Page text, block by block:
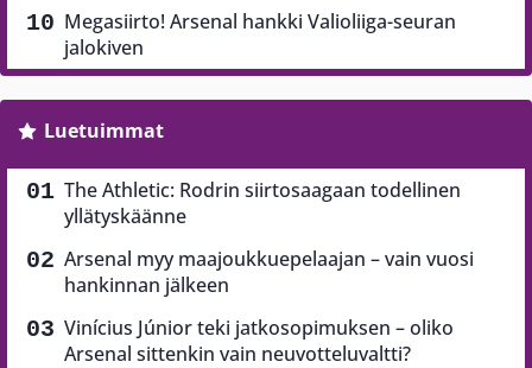
Megasiirto! Arsenal hankki Valioliiga-seuran
jalokiven
Luetuimmat
The Athletic: Rodrin siirtosaagaan todellinen
yllätyskäänne
Arsenal myy maajoukkuepelaajan – vain vuosi
hankinnan jälkeen
Vinícius Júnior teki jatkosopimuksen – oliko
Arsenal sittenkin vain neuvotteluvaltti?